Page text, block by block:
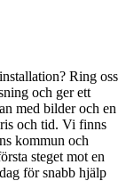
Ring oss
och ger ett
med bilder och en
och tid. Vi finns
kommun och
steget mot en
för snabb hjälp